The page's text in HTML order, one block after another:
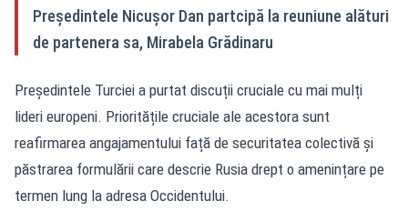
Președintele Nicușor Dan partcipă la reuniune alături
de partenera sa, Mirabela Grădinaru
Președintele Turciei a purtat discuții cruciale cu mai mulți
lideri europeni. Prioritățile cruciale ale acestora sunt
reafirmarea angajamentului față de securitatea colectivă și
păstrarea formulării care descrie Rusia drept o amenințare pe
termen lung la adresa Occidentului.